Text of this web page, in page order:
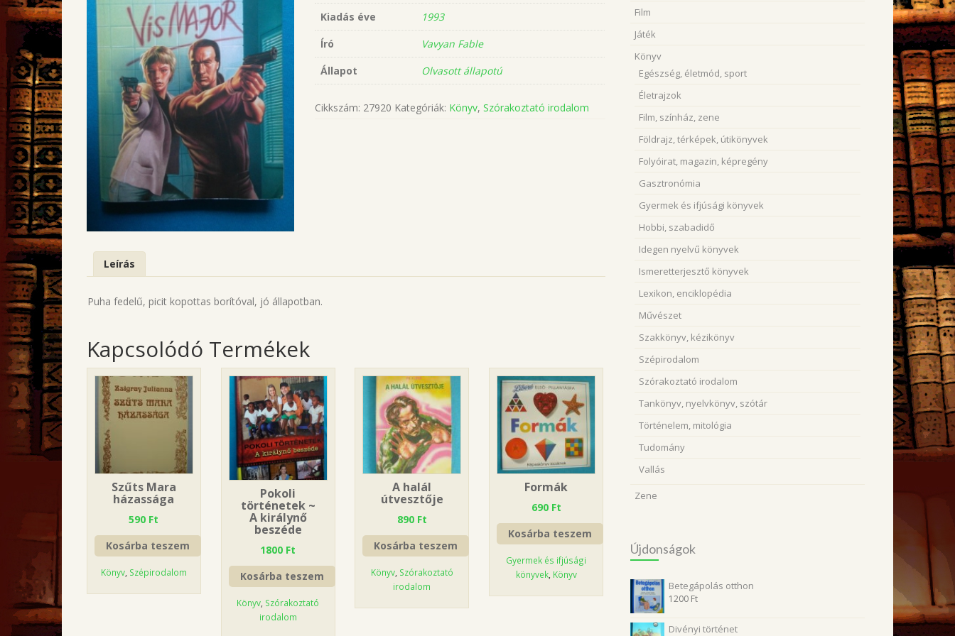
Kiadás éve
1993
Író
Vavyan Fable
Állapot
Olvasott állapotú
Cikkszám: 27920 Kategóriák: Könyv,Szórakoztató irodalom
Leírás
Puha fedelű, picit kopottas borítóval, jó állapotban.
Kapcsolódó Termékek
Szűts Mara
házassága
590 Ft
Kosárba teszem
Könyv, Szépirodalom
Pokoli
történetek ~
A királynő
beszéde
1800 Ft
Kosárba teszem
Könyv, Szórakoztató
irodalom
A halál
útvesztője
890 Ft
Kosárba teszem
Könyv, Szórakoztató
irodalom
Formák
690 Ft
Kosárba teszem
Gyermek és ifjúsági
könyvek, Könyv
Film
Játék
Könyv
Egészség, életmód, sport
Életrajzok
Film, színház, zene
Földrajz, térképek, útikönyvek
Folyóirat, magazin, képregény
Gasztronómia
Gyermek és ifjúsági könyvek
Hobbi, szabadidő
Idegen nyelvű könyvek
Ismeretterjesztő könyvek
Lexikon, enciklopédia
Művészet
Szakkönyv, kézikönyv
Szépirodalom
Szórakoztató irodalom
Tankönyv, nyelvkönyv, szótár
Történelem, mitológia
Tudomány
Vallás
Zene
Újdonságok
Betegápolás otthon
1200 Ft
Divényi történet